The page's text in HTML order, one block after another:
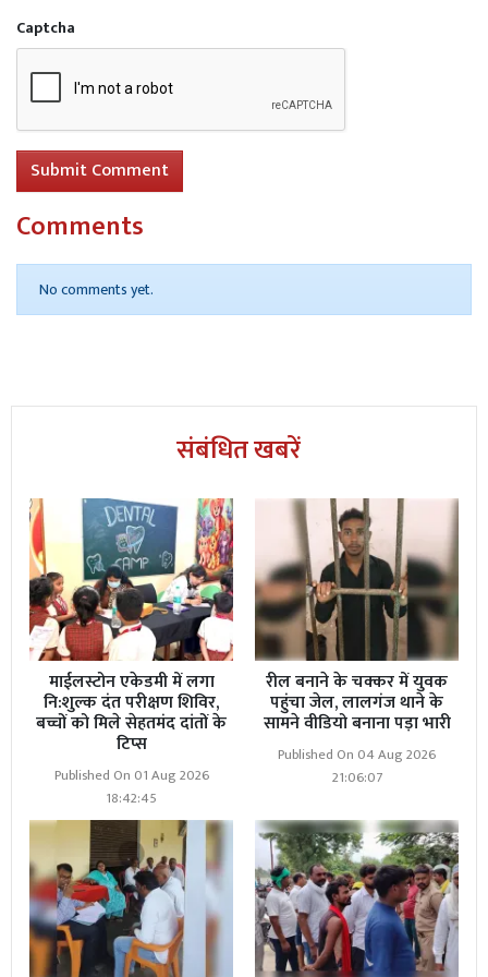
Captcha
Submit Comment
Comments
No comments yet.
संबंधित खबरें
माईलस्टोन एकेडमी में लगा
नि:शुल्क दंत परीक्षण शिविर,
बच्चों को मिले सेहतमंद दांतों के
टिप्स
Published On 01 Aug 2026
18:42:45
रील बनाने के चक्कर में युवक
पहुंचा जेल, लालगंज थाने के
सामने वीडियो बनाना पड़ा भारी
Published On 04 Aug 2026
21:06:07